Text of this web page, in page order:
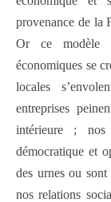
provenance de la
Or ce modèle
économiques se
locales
entreprises
intérieure ; nos
démocratique et
des urnes ou
nos relations